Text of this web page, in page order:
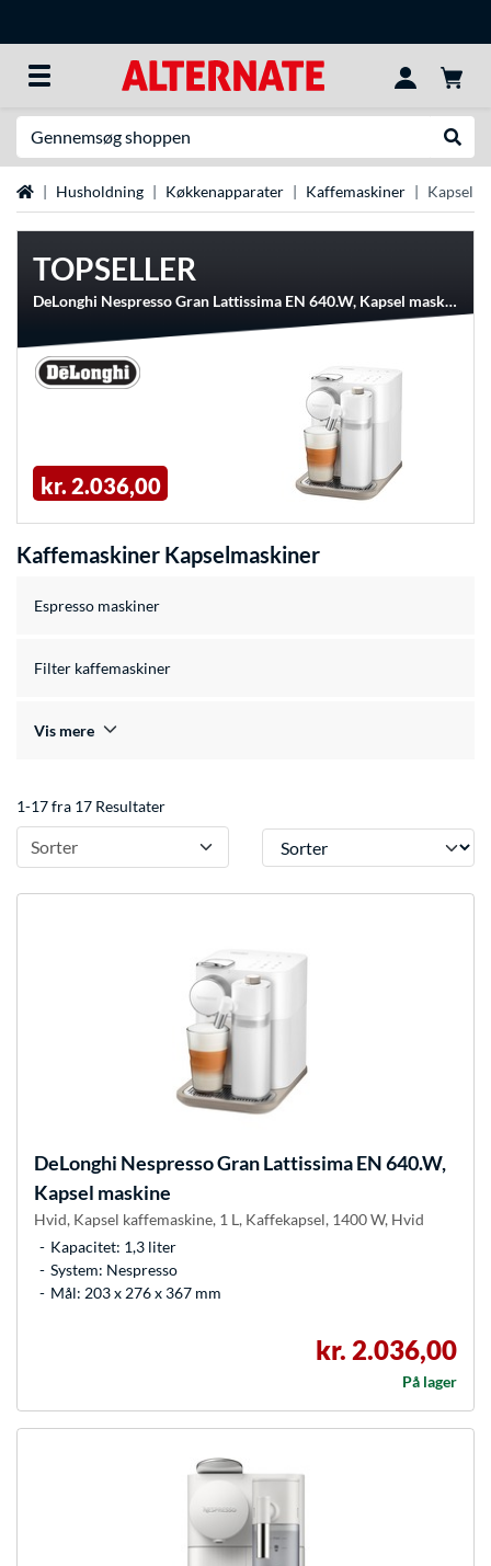
StartsideHusholdning Køkkenapparater Kaffemaskiner
TOPSELLER
DeLonghi Nespresso Gran Lattissima EN 640.W, Kapsel maskine
kr. 2.036,00
Kaffemaskiner Kapselmaskiner
Espresso maskiner
Filter kaffemaskiner
Vis mere
1-17 fra 17 Resultater
Sorter Sorter
DeLonghi Nespresso Gran Lattissima EN 640.W,
Kapsel maskine
Hvid, Kapsel kaffemaskine, 1 L, Kaffekapsel, 1400 W, Hvid
Kapacitet: 1,3 liter
System: Nespresso
Mål: 203 x 276 x 367 mm
kr. 2.036,00
På lager